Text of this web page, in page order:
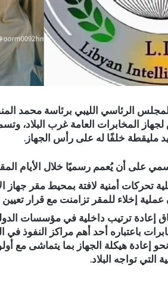
الرئاسي الليبي برئاسة محمد
المخابرات العامة غرب البلاد،
مليقطة خلفًا له على رأس الجهاز.
على أن يُعمم رسميًا خلال الأيام
تحركات أمنية لافتة بمحيط مقر جهاز
إخلاء للمقر تزامنت مع قرار
إعادة ترتيب داخلية في مؤسسات
باعتباره أحد أهم مراكز النفوذ في
إعادة هيكلة الجهاز بما يتماشى مع
التي تواجه البلاد.